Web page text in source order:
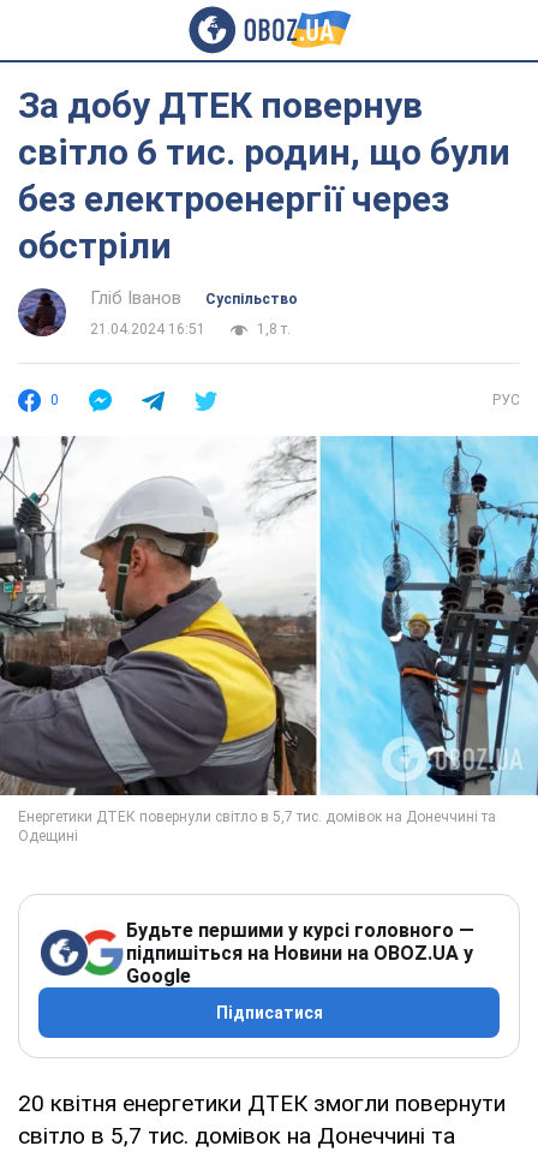
За добу ДТЕК повернув
світло 6 тис. родин, що були
без електроенергії через
обстріли
Гліб Іванов
Суспільство
21.04.2024 16:51
1,8 т.
0 РУС
Будьте першими у курсі головного —
підпишіться на Новини на OBOZ.UA у
Google
Підписатися
20 квітня енергетики ДТЕК змогли повернути
світло в 5,7 тис. домівок на Донеччині та